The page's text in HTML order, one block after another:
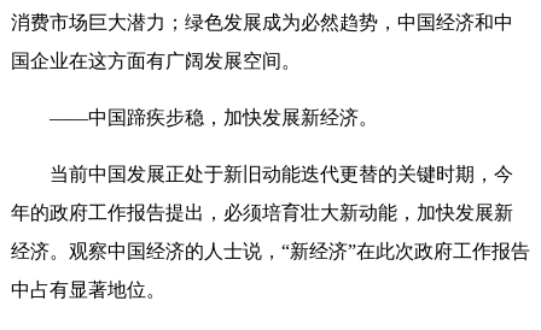
消费市场巨大潜力；绿色发展成为必然趋势，中国经济和中
国企业在这方面有广阔发展空间。
——中国蹄疾步稳，加快发展新经济。
当前中国发展正处于新旧动能迭代更替的关键时期，今
年的政府工作报告提出，必须培育壮大新动能，加快发展新
经济。观察中国经济的人士说，“新经济”在此次政府工作报告
中占有显著地位。